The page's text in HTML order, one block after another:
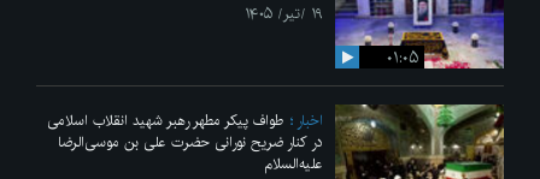
۰۱:۰۵
۱۹ /تیر/ ۱۴۰۵
اخبار
طواف پیکر مطهر رهبر شهید انقلاب اسلامی
در کنار ضریح نورانی حضرت علی‌ بن موسی‌الرضا
علیه‌السلام